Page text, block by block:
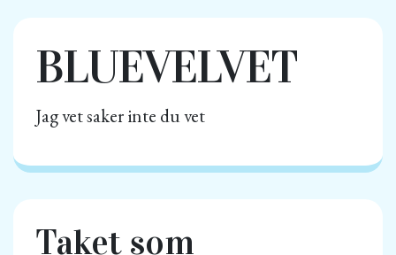
BLUEVELVET
Jag vet saker inte du vet
Taket som